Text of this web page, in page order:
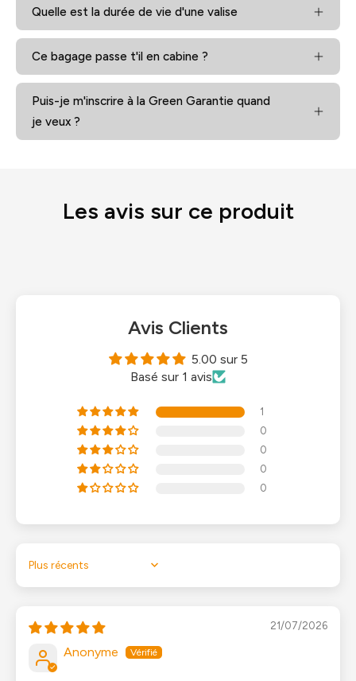
Quelle est la durée de vie d'une valise
Ce bagage passe t'il en cabine ?
Puis-je m'inscrire à la Green Garantie quand
je veux ?
Les avis sur ce produit
Avis Clients
5.00 sur 5
Basé sur 1 avis
1
0
0
0
0
Sort by
21/07/2026
Anonyme